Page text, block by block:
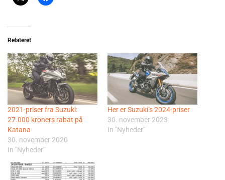
Relateret
2021-priser fra Suzuki:
27.000 kroners rabat på
Katana
30. november 2020
In "Nyheder"
Her er Suzuki’s 2024-priser
30. november 2023
In "Nyheder"